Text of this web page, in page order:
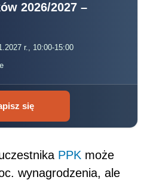
2026/2027 –
r., 10:00-15:00
się
PPK może
wynagrodzenia, ale